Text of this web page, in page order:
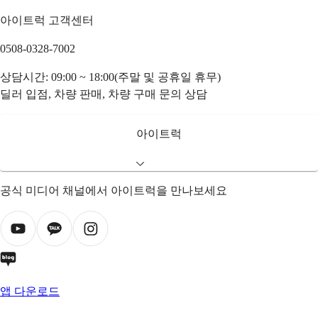
아이트럭 고객센터
0508-0328-7002
상담시간: 09:00 ~ 18:00(주말 및 공휴일 휴무)
딜러 입점, 차량 판매, 차량 구매 문의 상담
아이트럭
공식 미디어 채널에서 아이트럭을 만나보세요
앱 다운로드